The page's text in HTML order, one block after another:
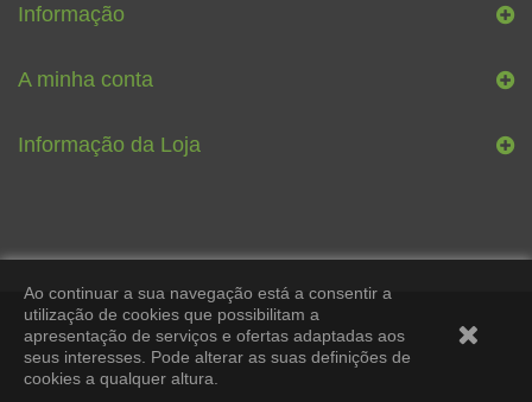
Informação
A minha conta
Informação da Loja
Ao continuar a sua navegação está a consentir a
utilização de cookies que possibilitam a
apresentação de serviços e ofertas adaptadas aos
seus interesses. Pode alterar as suas definições de
cookies a qualquer altura.